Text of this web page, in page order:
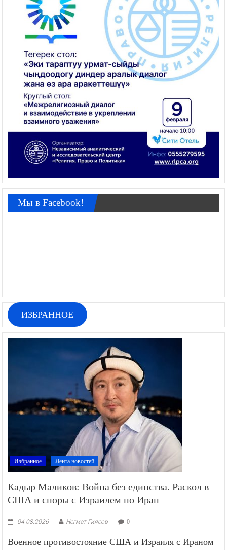
Мы в Facebook!
ИЗБРАННОЕ
Избранное Лента новостей
Кадыр Маликов: Война без единства. Раскол в
США и споры с Израилем по Иран
04.08.2026 Негмат Гиясов 0
Военное противостояние США и Израиля с Ираном